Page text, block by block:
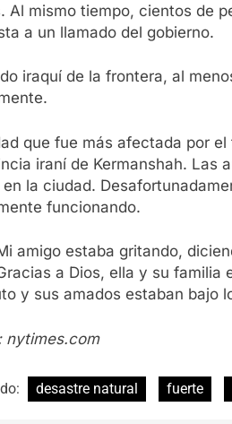
Al mismo tiempo, cientos de
a un llamado del gobierno.
iraquí de la frontera, al
que fue más afectada por
iraní de Kermanshah. Las
la ciudad.
funcionando.
amigo estaba gritando,
a Dios, ella y su familia
y sus amados estaban bajo
nytimes.com
desastre natural fuerte